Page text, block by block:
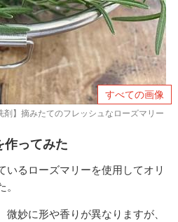
すべての画像
剤】摘みたてのフレッシュなローズマリー
作ってみた
いるローズマリーを使用してオリ
妙に形や香りが異なりますが、